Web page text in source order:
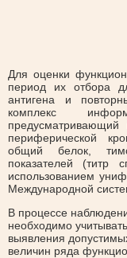
Для оценки
период их отбора
антигена и
комплекс
предусматривающий
периферической
общий белок,
показателей (титр
использованием
Международной
В процессе
необходимо
выявления
величин ряда